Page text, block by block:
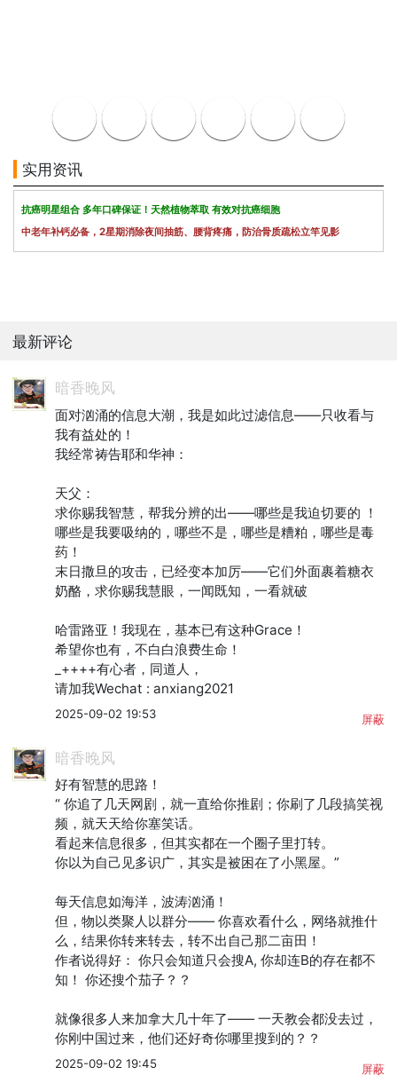
实用资讯
抗癌明星组合 多年口碑保证！天然植物萃取 有效对抗癌细胞
中老年补钙必备，2星期消除夜间抽筋、腰背疼痛，防治骨质疏松立竿见影
最新评论
暗香晚风
面对汹涌的信息大潮，我是如此过滤信息——只收看与
我有益处的！
我经常祷告耶和华神：
天父：
求你赐我智慧，帮我分辨的出——哪些是我迫切要的 ！
哪些是我要吸纳的，哪些不是，哪些是糟粕，哪些是毒
药！
末日撒旦的攻击，已经变本加厉——它们外面裹着糖衣
奶酪，求你赐我慧眼，一闻既知，一看就破
哈雷路亚！我现在，基本已有这种Grace！
希望你也有，不白白浪费生命！
_++++有心者，同道人，
请加我Wechat : anxiang2021
2025-09-02 19:53 屏蔽
暗香晚风
好有智慧的思路！
“ 你追了几天网剧，就一直给你推剧；你刷了几段搞笑视
频，就天天给你塞笑话。
看起来信息很多，但其实都在一个圈子里打转。
你以为自己见多识广，其实是被困在了小黑屋。”
每天信息如海洋，波涛汹涌！
但，物以类聚人以群分—— 你喜欢看什么，网络就推什
么，结果你转来转去，转不出自己那二亩田！
作者说得好： 你只会知道只会搜A, 你却连B的存在都不
知！ 你还搜个茄子？？
就像很多人来加拿大几十年了—— 一天教会都没去过，
你刚中国过来，他们还好奇你哪里搜到的？？
2025-09-02 19:45 屏蔽